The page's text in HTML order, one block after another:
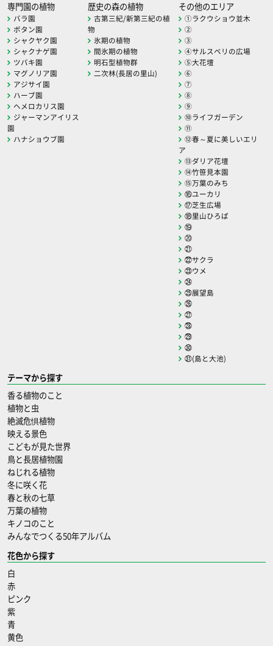
専門園の植物
バラ園
ボタン園
シャクヤク園
シャクナゲ園
ツバキ園
マグノリア園
アジサイ園
ハーブ園
ヘメロカリス園
ジャーマンアイリス
園
ハナショウブ園
歴史の森の植物
古第三紀/新第三紀の植
物
氷期の植物
間氷期の植物
明石型植物群
二次林(長居の里山)
その他のエリア
①ラクウショウ並木
②
③
④サルスベリの広場
⑤大花壇
⑥
⑦
⑧
⑨
⑩ライフガーデン
⑪
⑫春～夏に美しいエリ
ア
⑬ダリア花壇
⑭竹笹見本園
⑮万葉のみち
⑯ユーカリ
⑰芝生広場
⑱里山ひろば
⑲
⑳
㉑
㉒サクラ
㉓ウメ
㉔
㉕展望島
㉖
㉗
㉘
㉙
㉚
㉛(島と大池)
テーマから探す
香る植物のこと
植物と虫
絶滅危惧植物
映える景色
こどもが見た世界
鳥と長居植物園
ねじれる植物
冬に咲く花
春と秋の七草
万葉の植物
キノコのこと
みんなでつくる50年アルバム
花色から探す
白
赤
ピンク
紫
青
黄色